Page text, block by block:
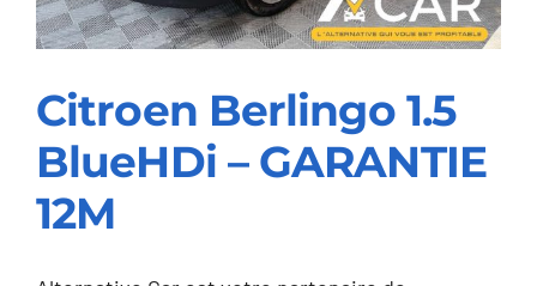
Citroen Berlingo 1.5
Citroen Berlingo 1.5
BlueHDi – GARANTIE
12M